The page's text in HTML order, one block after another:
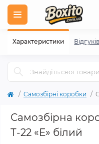
Самозбірні коробки
Самозбірна
Т-22 «Е» білий
Характеристики Відгуків